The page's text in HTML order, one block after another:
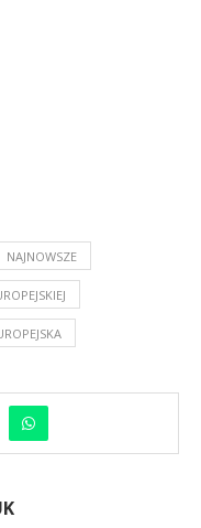
NAJNOWSZE